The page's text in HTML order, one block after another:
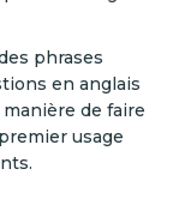
phrases
en anglais
de faire
usage